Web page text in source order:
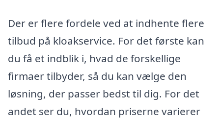
Der er flere fordele ved at indhente flere
tilbud på kloakservice. For det første kan
du få et indblik i, hvad de forskellige
firmaer tilbyder, så du kan vælge den
løsning, der passer bedst til dig. For det
andet ser du, hvordan priserne varierer